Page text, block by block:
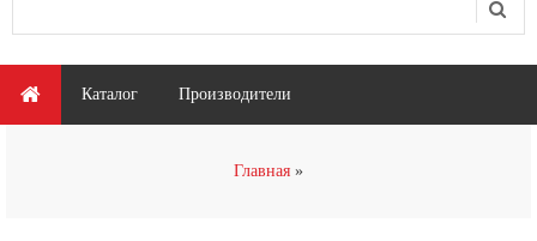
Главное меню
Каталог Производители
Главная